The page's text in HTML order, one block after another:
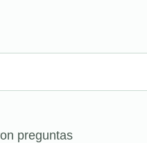
preguntas